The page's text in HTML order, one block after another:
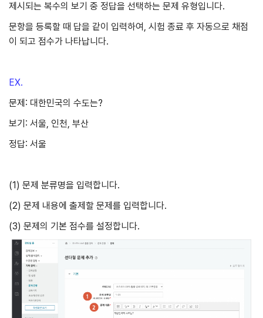
제시되는 복수의 보기 중 정답을 선택하는 문제 유형입니다.
문항을 등록할 때 답을 같이 입력하여, 시험 종료 후 자동으로 채점
이 되고 점수가 나타납니다.
EX.
문제: 대한민국의 수도는?
보기: 서울, 인천, 부산
정답: 서울
(1) 문제 분류명을 입력합니다.
(2) 문제 내용에 출제할 문제를 입력합니다.
(3) 문제의 기본 점수를 설정합니다.